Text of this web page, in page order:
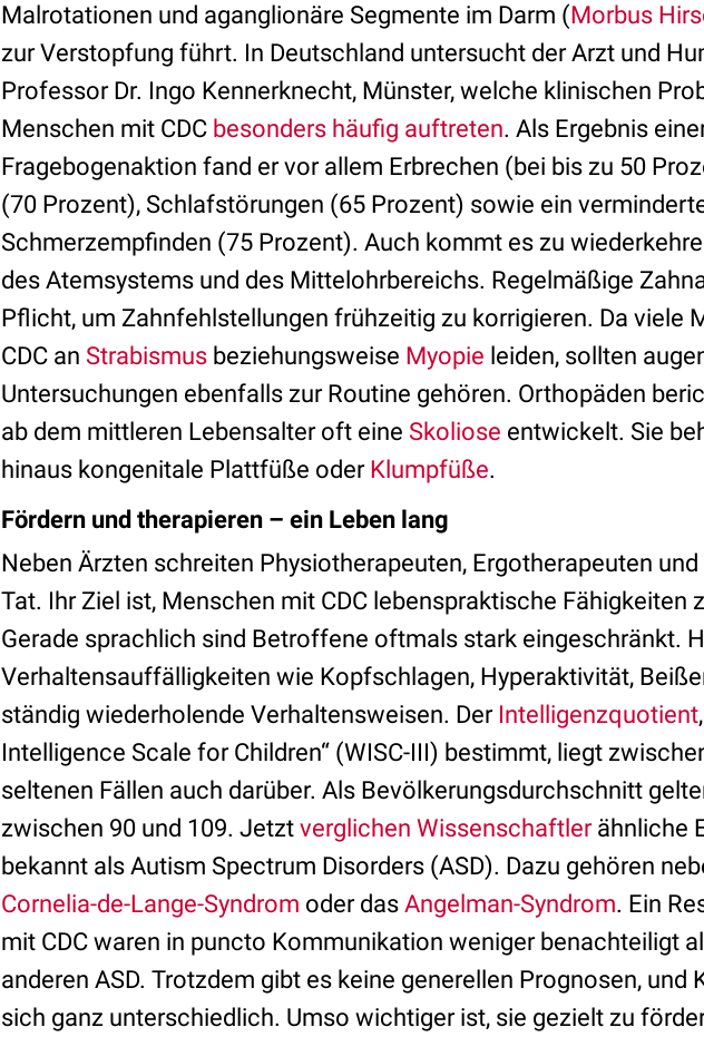
Malrotationen und aganglionäre Segmente im Darm (Morbus
zur Verstopfung führt. In Deutschland untersucht der Arzt und
Professor Dr. Ingo Kennerknecht, Münster, welche klinischen
Menschen mit CDC besonders häufig auftreten. Als Ergebnis
Fragebogenaktion fand er vor allem Erbrechen (bei bis zu 50
(70 Prozent), Schlafstörungen (65 Prozent) sowie ein
Schmerzempfinden (75 Prozent). Auch kommt es zu
des Atemsystems und des Mittelohrbereichs. Regelmäßige
Pflicht, um Zahnfehlstellungen frühzeitig zu korrigieren. Da viele
CDC an Strabismus beziehungsweise Myopie leiden, sollten
Untersuchungen ebenfalls zur Routine gehören. Orthopäden
ab dem mittleren Lebensalter oft eine Skoliose entwickelt. Sie
hinaus kongenitale Plattfüße oder Klumpfüße.
Fördern und therapieren – ein Leben lang
Neben Ärzten schreiten Physiotherapeuten, Ergotherapeuten
Tat. Ihr Ziel ist, Menschen mit CDC lebenspraktische Fähigkeiten
Gerade sprachlich sind Betroffene oftmals stark eingeschränkt.
Verhaltensauffälligkeiten wie Kopfschlagen, Hyperaktivität,
ständig wiederholende Verhaltensweisen. Der Intelligenzquotient
Intelligence Scale for Children“ (WISC-III) bestimmt, liegt
seltenen Fällen auch darüber. Als Bevölkerungsdurchschnitt
zwischen 90 und 109. Jetzt verglichen Wissenschaftlerähnliche
bekannt als Autism Spectrum Disorders (ASD). Dazu gehören
Cornelia-de-Lange-Syndrom oder das Angelman-Syndrom. Ein
mit CDC waren in puncto Kommunikation weniger benachteiligt
anderen ASD. Trotzdem gibt es keine generellen Prognosen, und
sich ganz unterschiedlich. Umso wichtiger ist, sie gezielt zu